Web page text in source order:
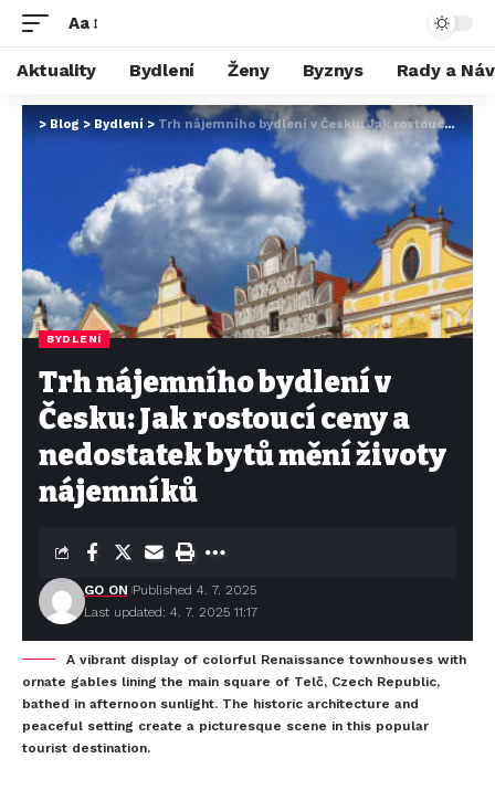
Aa
Aktuality Bydlení Ženy Byznys Rady a
> Blog> Bydlení > Trh nájemního bydlení v Česku: Jak rostoucí ceny a nedostatek bytů mění životy nájemníků
BYDLENÍ
Trh nájemního bydlení v
Česku: Jak rostoucí ceny a
nedostatek bytů mění životy
nájemníků
Last updated: 4. 7. 2025 11:17
GO ON Published 4. 7. 2025
A vibrant display of colorful Renaissance townhouses with
ornate gables lining the main square of Telč, Czech Republic,
bathed in afternoon sunlight. The historic architecture and
peaceful setting create a picturesque scene in this popular
tourist destination.